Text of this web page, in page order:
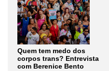
Quem tem medo dos
corpos trans? Entrevista
com Berenice Bento